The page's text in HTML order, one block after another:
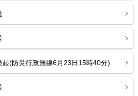
起(防災行政無線6月23日15時40分)